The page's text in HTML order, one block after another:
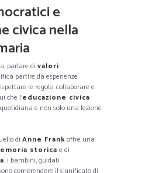
e
civica nella
parlare di valori
partire da esperienze
le regole, collaborare e
che l’educazione civica
e non solo una lezione
di Anne Frankoffre una
storica e di
: i bambini, guidati
comprendere il significato di